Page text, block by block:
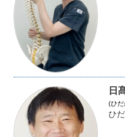
日
(ひ
ひ